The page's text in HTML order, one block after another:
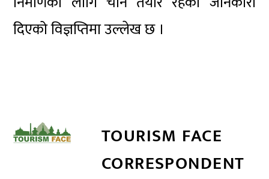
दिएको विज्ञप्तिमा उल्लेख छ ।
TOURISM FACE
CORRESPONDENT